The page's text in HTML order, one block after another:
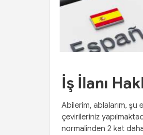
İş İlanı
Abilerim, ablalarım,
çevirileriniz
normalinden 2 kat